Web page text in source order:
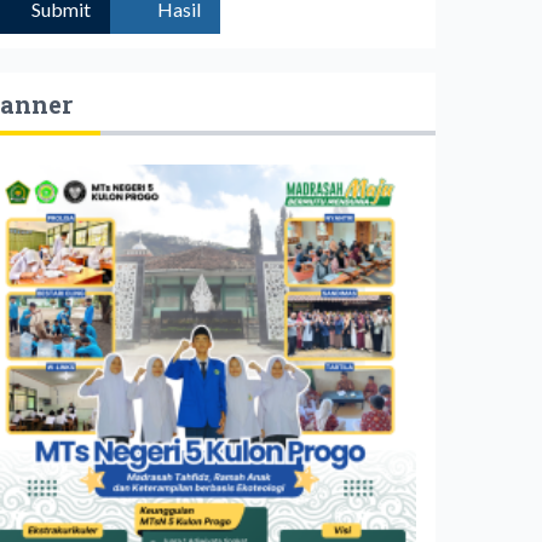
Submit Hasil